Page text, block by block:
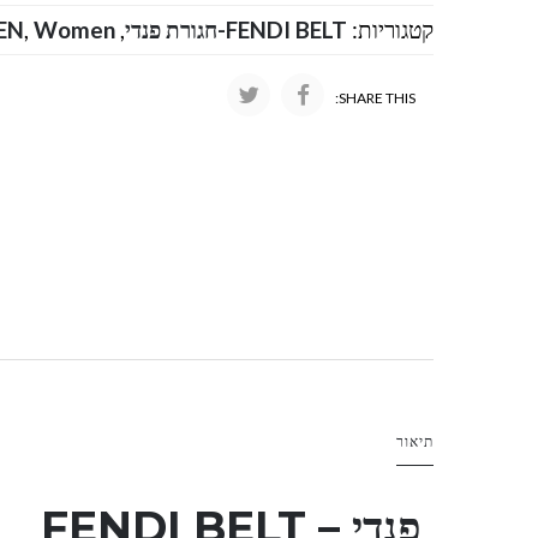
קטגוריות: FENDI BELT-חגורת פנדי ,
, Women
SHARE THIS:
תיאור
פנדי – FENDI BELT